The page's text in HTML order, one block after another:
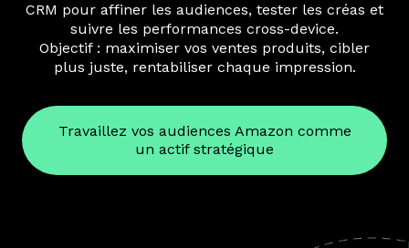
CRM pour affiner les audiences, tester les créas et
suivre les performances cross-device.
Objectif : maximiser vos ventes produits, cibler
plus juste, rentabiliser chaque impression.
Travaillez vos audiences Amazon comme
un actif stratégique